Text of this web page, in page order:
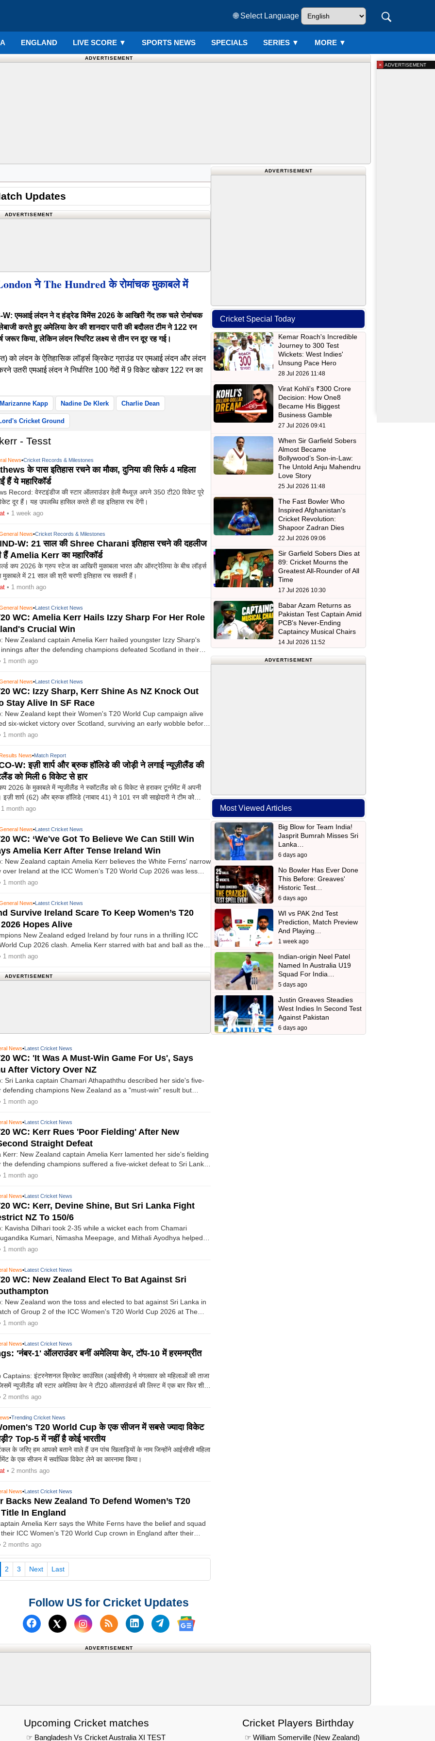
🌐 Select Language
ENGLAND LIVE SCORE ▼ SPORTS NEWS SPECIALS SERIES ▼ MORE ▼
ADVERTISEMENT
Updates
ADVERTISEMENT
ने The Hundred के रोमांचक मुकाबले में
एमआई लंदन ने द हंड्रेड विमेंस 2026 के आखिरी गेंद तक चले रोमांचक
करते हुए अमेलिया केर की शानदार पारी की बदौलत टीम ने 122 रन
जरूर किया, लेकिन लंदन स्पिरिट लक्ष्य से तीन रन दूर रह गई।
को लंदन के ऐतिहासिक लॉर्ड्स क्रिकेट ग्राउंड पर एमआई लंदन और लंदन
उतरी एमआई लंदन ने निर्धारित 100 गेंदों में 9 विकेट खोकर 122 रन का
Marizanne Kapp Nadine De Klerk Charlie Dean
Cricket Ground
- Tesst
News•Cricket Records & Milestones
के पास इतिहास रचने का मौका, दुनिया की सिर्फ 4 महिला
हैं ये महारिकॉर्ड
Record: वेस्टइंडीज की स्टार ऑलराउंडर हेली मैथ्यूज़ अपने 350 टी20 विकेट पूरे
दूर हैं। यह उपलब्धि हासिल करते ही वह इतिहास रच देंगी।
• 1 week ago
News•Cricket Records & Milestones
W: 21 साल की Shree Charani इतिहास रचने की दहलीज
Amelia Kerr का महारिकॉर्ड
कप 2026 के ग्रुप स्टेज का आखिरी मुकाबला भारत और ऑस्ट्रेलिया के बीच लॉर्ड्स
मुकाबले में 21 साल की श्री चरणी इतिहास रच सकती हैं।
• 1 month ago
News•Latest Cricket News
WC: Amelia Kerr Hails Izzy Sharp For Her Role
Crucial Win
New Zealand captain Amelia Kerr hailed youngster Izzy Sharp's
after the defending champions defeated Scotland in their
T20 World Cup clash to keep their semi-final hopes alive.
1 month ago
News•Latest Cricket News
WC: Izzy Sharp, Kerr Shine As NZ Knock Out
Stay Alive In SF Race
New Zealand kept their Women's T20 World Cup campaign alive
six-wicket victory over Scotland, surviving an early wobble before
between Izzy Sharp and Brooke Halliday sealed a crucial win
1 month ago
News•Match Report
W: इज़ी शार्प और ब्रुक हॉलिडे की जोड़ी ने लगाई न्यूज़ीलैंड की
को मिली 6 विकेट से हार
कप 2026 के मुकाबले में न्यूजीलैंड ने स्कॉटलैंड को 6 विकेट से हराकर टूर्नामेंट में अपनी
इज़ी शार्प (62) और ब्रुक हॉलिडे (नाबाद 41) ने 101 रन की साझेदारी ने टीम को
month ago
News•Latest Cricket News
WC: ‘We've Got To Believe We Can Still Win
Amelia Kerr After Tense Ireland Win
New Zealand captain Amelia Kerr believes the White Ferns' narrow
Ireland at the ICC Women’s T20 World Cup 2026 was less
corrections and more about rediscovering belief, insisting the team
1 month ago
News•Latest Cricket News
Survive Ireland Scare To Keep Women’s T20
Hopes Alive
New Zealand edged Ireland by four runs in a thrilling ICC
Cup 2026 clash. Amelia Kerr starred with bat and ball as the
their first win of the tournament.
1 month ago
ADVERTISEMENT
News•Latest Cricket News
WC: 'It Was A Must-Win Game For Us', Says
After Victory Over NZ
Sri Lanka captain Chamari Athapaththu described her side's five-
defending champions New Zealand as a "must-win" result but
no room for complacency despite defeating one of the favourites
1 month ago
News•Latest Cricket News
WC: Kerr Rues 'poor Fielding' After New
Straight Defeat
Kerr: New Zealand captain Amelia Kerr lamented her side's fielding
defending champions suffered a five-wicket defeat to Sri Lanka
T20 World Cup 2026, admitting that dropped chances once
1 month ago
News•Latest Cricket News
WC: Kerr, Devine Shine, But Sri Lanka Fight
NZ To 150/6
Kavisha Dilhari took 2-35 while a wicket each from Chamari
Kumari, Nimasha Meepage, and Mithali Ayodhya helped
New Zealand Women's innings to 150/6 in the seventh match of
1 month ago
News•Latest Cricket News
WC: New Zealand Elect To Bat Against Sri
New Zealand won the toss and elected to bat against Sri Lanka in
of Group 2 of the ICC Women's T20 World Cup 2026 at The
on Tuesday.
1 month ago
News•Latest Cricket News
'नंबर-1' ऑलराउंडर बनीं अमेलिया केर, टॉप-10 में हरमनप्रीत
इंटरनेशनल क्रिकेट काउंसिल (आईसीसी) ने मंगलवार को महिलाओं की ताजा
न्यूजीलैंड की स्टार अमेलिया केर ने टी20 ऑलराउंडर्स की लिस्ट में एक बार फिर शीर्ष
लिया है।
2 months ago
•Trending Cricket News
T20 World Cup के एक सीजन में सबसे ज्यादा विकेट
Top-5 में नहीं है कोई भारतीय
के जरिए हम आपको बताने वाले हैं उन पांच खिलाड़ियों के नाम जिन्होंने आईसीसी महिला
के एक सीजन में सर्वाधिक विकेट लेने का कारनामा किया।
• 2 months ago
News•Latest Cricket News
Backs New Zealand To Defend Women’s T20
In England
Amelia Kerr says the White Ferns have the belief and squad
ICC Women’s T20 World Cup crown in England after their
2 months ago
(current)
2 3 Next Last
ADVERTISEMENT
Cricket Special Today
Kemar Roach's Incredible
Journey to 300 Test
Wickets: West Indies'
Unsung Pace Hero
28 Jul 2026 11:48
Virat Kohli's ₹300 Crore
Decision: How One8
Became His Biggest
Business Gamble
27 Jul 2026 09:41
When Sir Garfield Sobers
Almost Became
Bollywood’s Son-in-Law:
The Untold Anju Mahendru
Love Story
25 Jul 2026 11:48
The Fast Bowler Who
Inspired Afghanistan's
Cricket Revolution:
Shapoor Zadran Dies
22 Jul 2026 09:06
Sir Garfield Sobers Dies at
89: Cricket Mourns the
Greatest All-Rounder of All
Time
17 Jul 2026 10:30
Babar Azam Returns as
Pakistan Test Captain Amid
PCB’s Never-Ending
Captaincy Musical Chairs
14 Jul 2026 11:52
ADVERTISEMENT
Most Viewed Articles
Big Blow for Team India!
Jasprit Bumrah Misses Sri
Lanka…
6 days ago
No Bowler Has Ever Done
This Before: Greaves'
Historic Test…
6 days ago
WI vs PAK 2nd Test
Prediction, Match Preview
And Playing…
1 week ago
Indian-origin Neel Patel
Named In Australia U19
Squad For India…
5 days ago
Justin Greaves Steadies
West Indies In Second Test
Against Pakistan
6 days ago
Follow US for Cricket Updates
Follow us on Facebook
Follow us on X (Twitter)
Subscribe to our RSS Feed
Follow us on LinkedIn
Follow us on Telegram
Follow us on Google News
ADVERTISEMENT
Upcoming Cricket matches
☞ Bangladesh Vs Cricket Australia XI TEST
Cricket Players Birthday
☞ William Somerville (New Zealand)
ADVERTISEMENT
×